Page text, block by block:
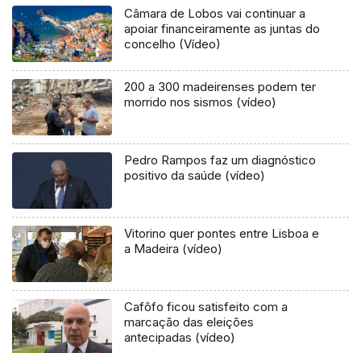
Câmara de Lobos vai continuar a
apoiar financeiramente as juntas do
concelho (Vídeo)
200 a 300 madeirenses podem ter
morrido nos sismos (vídeo)
Pedro Rampos faz um diagnóstico
positivo da saúde (vídeo)
Vitorino quer pontes entre Lisboa e
a Madeira (vídeo)
Cafôfo ficou satisfeito com a
marcação das eleições
antecipadas (vídeo)